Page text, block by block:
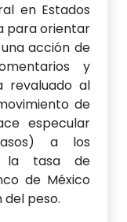
en Estados
para orientar
acción de
y
revaluado al
de
especular
a los
la tasa de
de México
peso.